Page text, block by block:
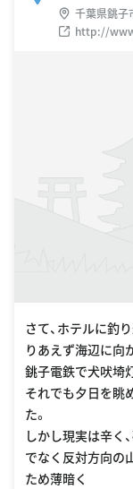
千葉県銚子
http://
さて、ホテルに釣
りあえず海辺に向
銚子電鉄で犬吠埼
それでも夕日を眺
た。
しかし現実は辛く
でなく反対方向の
ため薄暗く